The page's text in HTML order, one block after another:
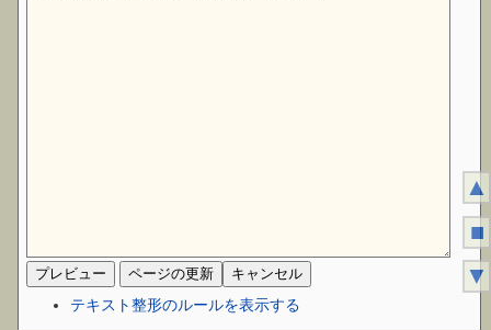
テキスト整形のルールを表示する
▲
■
▼